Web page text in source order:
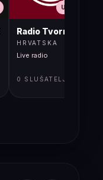
UŽIVO
Radio Tvornica
HRVATSKA
Live radio
0 SLUŠATELJA